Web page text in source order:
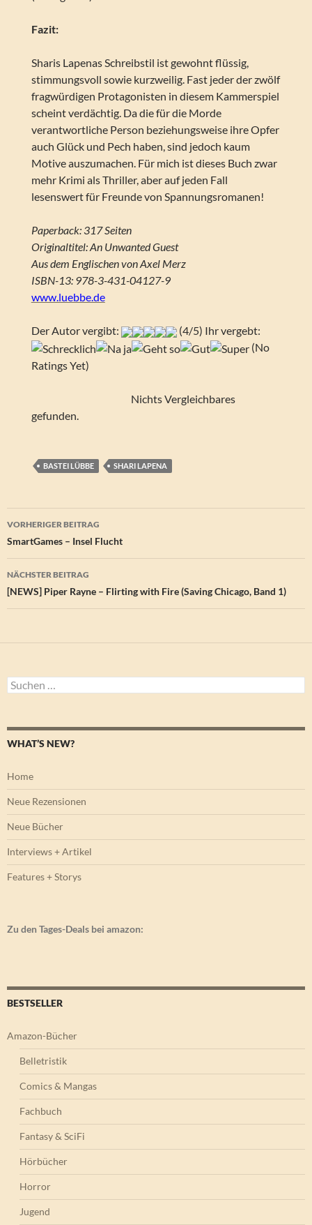
Fazit:
Sharis Lapenas Schreibstil ist gewohnt flüssig,
stimmungsvoll sowie kurzweilig. Fast jeder der zwölf
fragwürdigen Protagonisten in diesem Kammerspiel
scheint verdächtig. Da die für die Morde
verantwortliche Person beziehungsweise ihre Opfer
auch Glück und Pech haben, sind jedoch kaum
Motive auszumachen. Für mich ist dieses Buch zwar
mehr Krimi als Thriller, aber auf jeden Fall
lesenswert für Freunde von Spannungsromanen!
Paperback: 317 Seiten
Originaltitel: An Unwanted Guest
Aus dem Englischen von Axel Merz
ISBN-13: 978-3-431-04127-9
www.luebbe.de
Der Autor vergibt:
(4/5) Ihr vergebt:
(No
Ratings Yet)
Nichts Vergleichbares
gefunden.
BASTEI LÜBBE SHARI LAPENA
Beitragsnavigation
VORHERIGER BEITRAG
SmartGames – Insel Flucht
NÄCHSTER BEITRAG
[NEWS] Piper Rayne – Flirting with Fire (Saving Chicago, Band 1)
Suchen
nach:
WHAT’S NEW?
Home
Neue Rezensionen
Neue Bücher
Interviews + Artikel
Features + Storys
Zu den Tages-Deals bei amazon:
BESTSELLER
Amazon-Bücher
Belletristik
Comics & Mangas
Fachbuch
Fantasy & SciFi
Hörbücher
Horror
Jugend